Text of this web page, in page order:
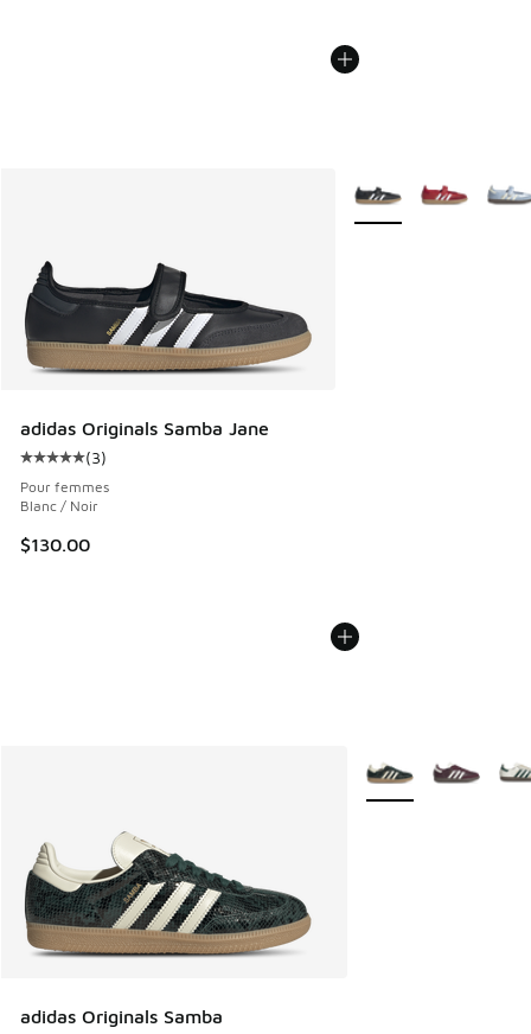
adidas Originals Samba Jane
Cote moyenne du client - [5 sur 5 étoiles], 3 commentaires
(3)
Pour femmes
Blanc / Noir
$130.00
Plus de couleurs
adidas Originals Samba
Plus de couleurs